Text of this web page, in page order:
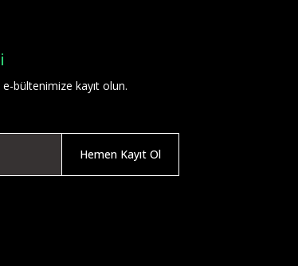
bültenimize kayıt olun.
Hemen Kayıt Ol